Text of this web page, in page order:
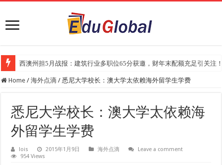
西澳州担5月战报：建筑行业多职位65分获邀，财年末配额充足引关注
Home / 海外点滴 / 悉尼大学校长：澳大学太依赖海外留学生学费
悉尼大学校长：澳大学太依赖海
外留学生学费
lois 2015年1月9日 海外点滴
Leave a comment
954 Views